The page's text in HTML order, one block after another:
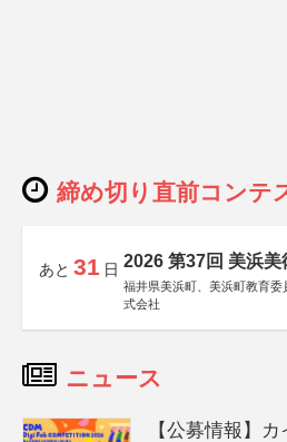
締め切り直前コンテ
あと 31 日 2026 第37回 美浜美
福井県美浜町、美浜町教育
式会社
ニュース
【公募情報】